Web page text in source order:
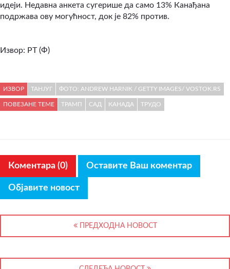
идеји. Недавна анкета сугерише да само 13% Канађана
подржава ову могућност, док је 82% против.
Извор: РТ (Ф)
ИЗВОР ТАНЈУГ ФОТО: ANDREW HARNIK / GETTY IMAGES/ VOSTOK.RS
ПОВЕЗАНЕ ТЕМЕ ТРАМП САД КАНАДА ТРУДО
Коментара (0) Оставите Ваш коментар
Објавите новост
ПРЕДХОДНА НОВОСТ